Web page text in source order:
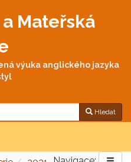
Mateřská
výuka anglického jazyka
Hledat